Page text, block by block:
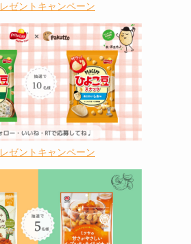
ゼントキャンペーン
ゼントキャンペーン